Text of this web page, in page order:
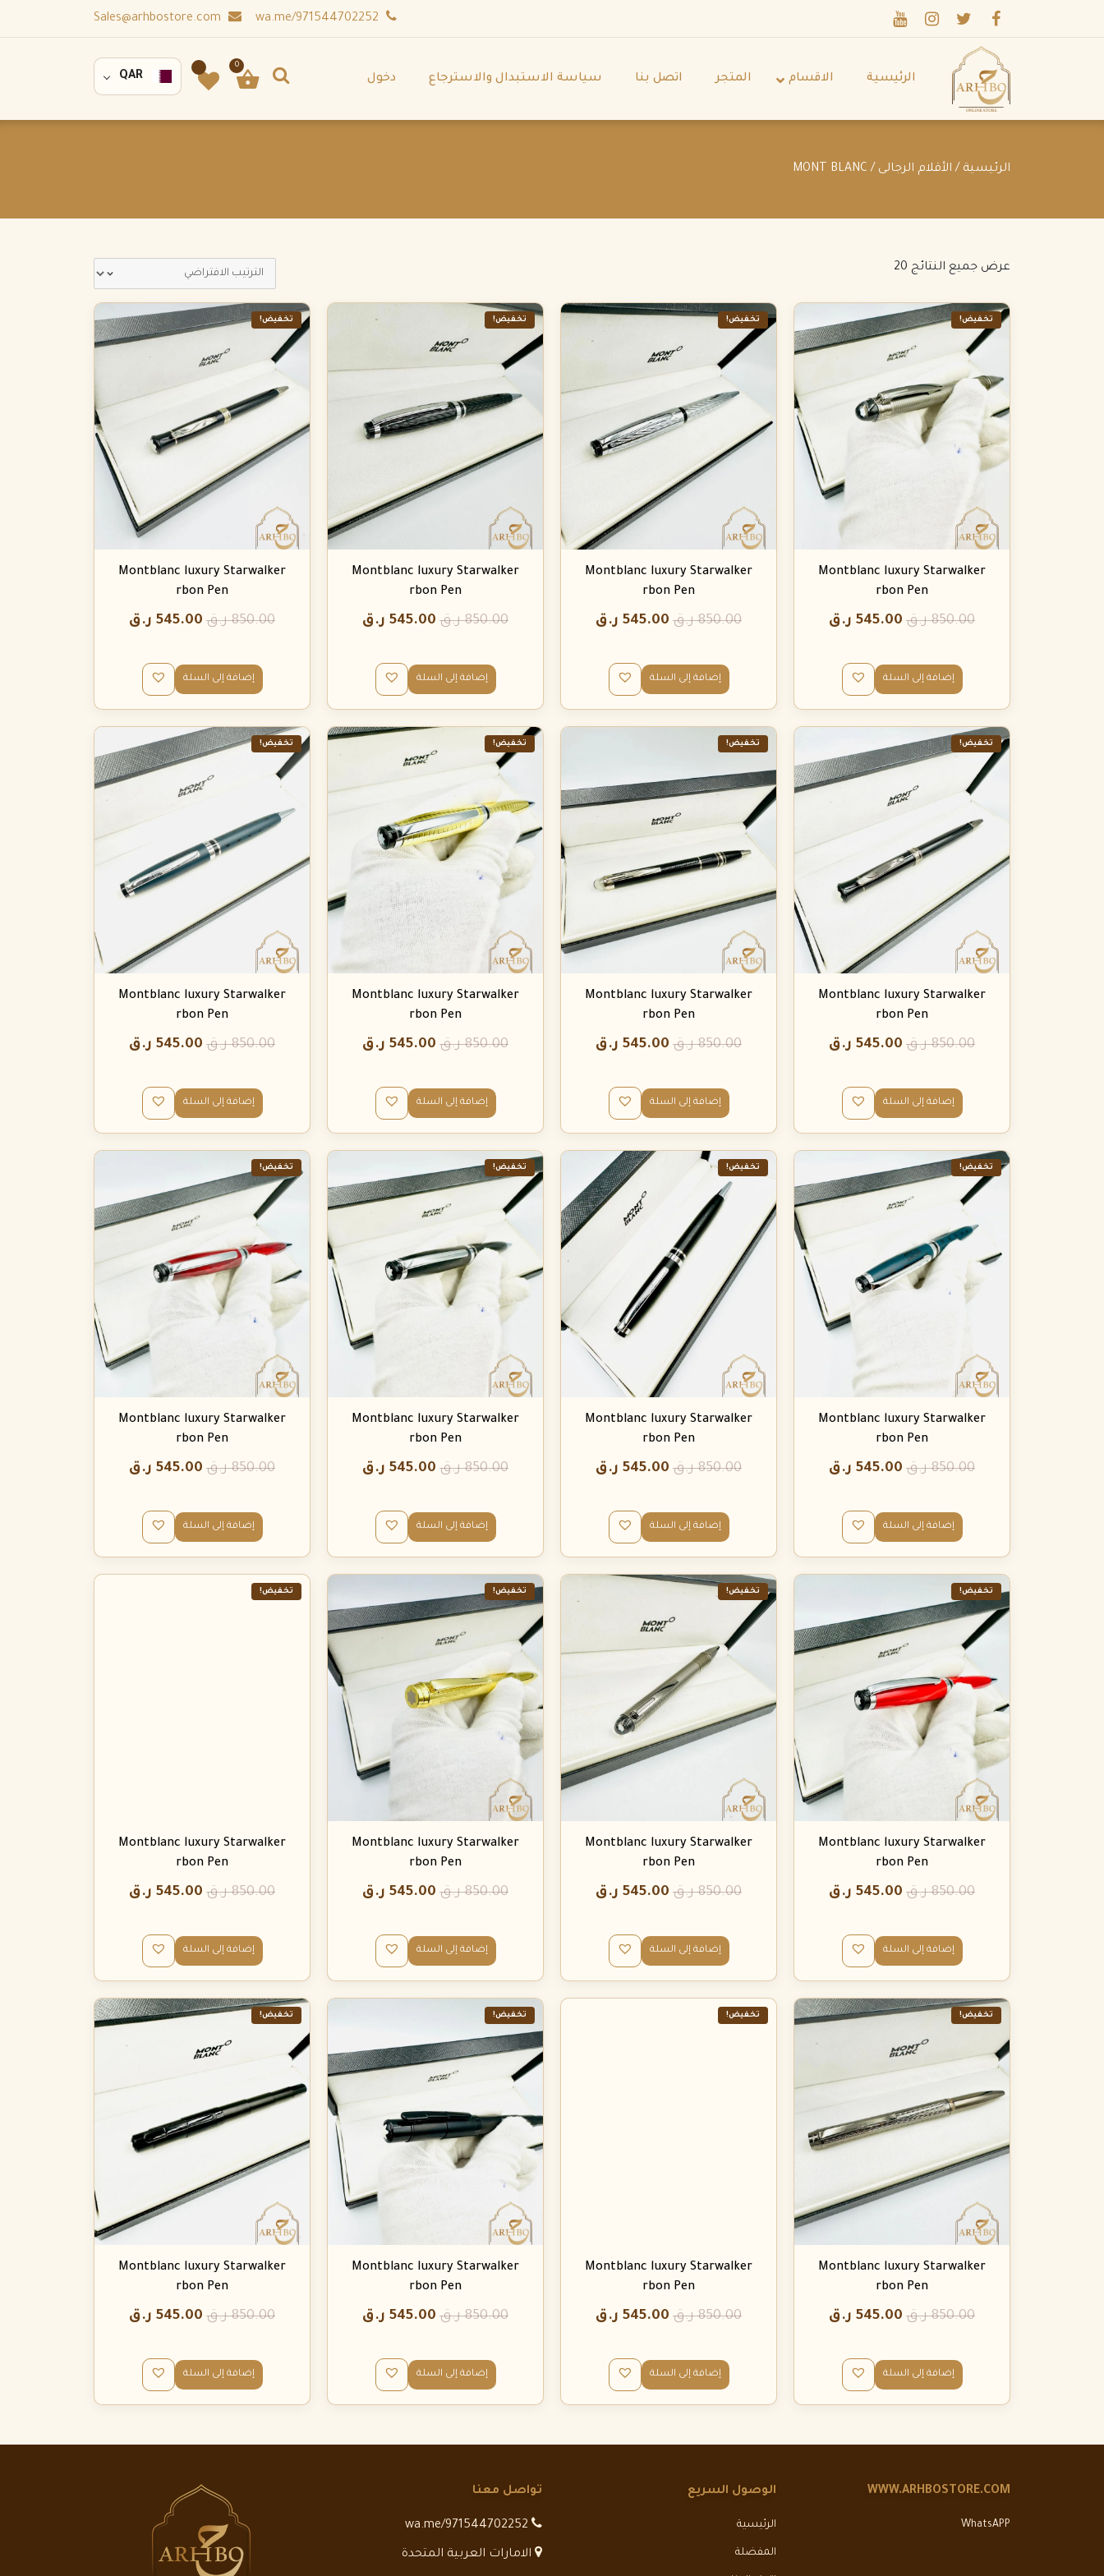
الرئيسية الاقسام المتجر اتصل بنا سياسة الاستبدال والاسترجاع دخول
0
QAR
الرئيسية / الأقلام الرجالى / MONT BLANC
عرض جميع النتائج 20
تخفيض!
Montblanc luxury Starwalker
rbon Pen
850.00 ر.ق 545.00 ر.ق
إضافة إلى السلة
تخفيض!
Montblanc luxury Starwalker
rbon Pen
850.00 ر.ق 545.00 ر.ق
إضافة إلى السلة
تخفيض!
Montblanc luxury Starwalker
rbon Pen
850.00 ر.ق 545.00 ر.ق
إضافة إلى السلة
تخفيض!
Montblanc luxury Starwalker
rbon Pen
850.00 ر.ق 545.00 ر.ق
إضافة إلى السلة
تخفيض!
Montblanc luxury Starwalker
rbon Pen
850.00 ر.ق 545.00 ر.ق
إضافة إلى السلة
تخفيض!
Montblanc luxury Starwalker
rbon Pen
850.00 ر.ق 545.00 ر.ق
إضافة إلى السلة
تخفيض!
Montblanc luxury Starwalker
rbon Pen
850.00 ر.ق 545.00 ر.ق
إضافة إلى السلة
تخفيض!
Montblanc luxury Starwalker
rbon Pen
850.00 ر.ق 545.00 ر.ق
إضافة إلى السلة
تخفيض!
Montblanc luxury Starwalker
rbon Pen
850.00 ر.ق 545.00 ر.ق
إضافة إلى السلة
تخفيض!
Montblanc luxury Starwalker
rbon Pen
850.00 ر.ق 545.00 ر.ق
إضافة إلى السلة
تخفيض!
Montblanc luxury Starwalker
rbon Pen
850.00 ر.ق 545.00 ر.ق
إضافة إلى السلة
تخفيض!
Montblanc luxury Starwalker
rbon Pen
850.00 ر.ق 545.00 ر.ق
إضافة إلى السلة
تخفيض!
Montblanc luxury Starwalker
rbon Pen
850.00 ر.ق 545.00 ر.ق
إضافة إلى السلة
تخفيض!
Montblanc luxury Starwalker
rbon Pen
850.00 ر.ق 545.00 ر.ق
إضافة إلى السلة
تخفيض!
Montblanc luxury Starwalker
rbon Pen
850.00 ر.ق 545.00 ر.ق
إضافة إلى السلة
تخفيض!
Montblanc luxury Starwalker
rbon Pen
850.00 ر.ق 545.00 ر.ق
إضافة إلى السلة
تخفيض!
Montblanc luxury Starwalker
rbon Pen
850.00 ر.ق 545.00 ر.ق
إضافة إلى السلة
تخفيض!
Montblanc luxury Starwalker
rbon Pen
850.00 ر.ق 545.00 ر.ق
إضافة إلى السلة
تخفيض!
Montblanc luxury Starwalker
rbon Pen
850.00 ر.ق 545.00 ر.ق
إضافة إلى السلة
تخفيض!
Montblanc luxury Starwalker
rbon Pen
850.00 ر.ق 545.00 ر.ق
إضافة إلى السلة
WWW.ARHBOSTORE.COM
WhatsAPP
الوصول السريع
الرئيسية
المفضلة
تواصل معنا
الامارات العربية المتحدة